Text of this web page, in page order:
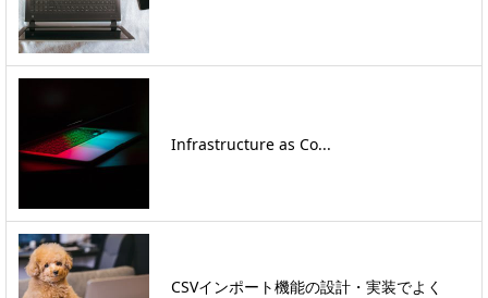
Infrastructure as Co...
CSVインポート機能の設計・実装でよく